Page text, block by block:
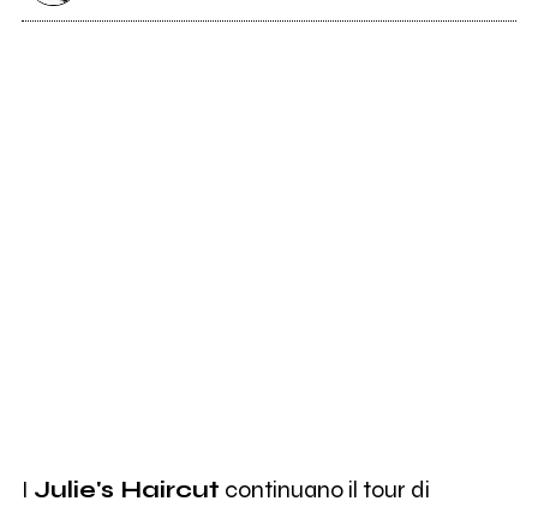
I Julie's Haircut continuano il tour di